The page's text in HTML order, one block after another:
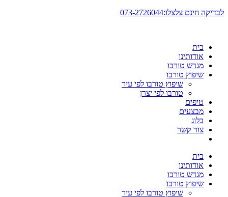
דלג
לבדיקה חינם צלצלו:073-2726044
בית
אודותינו
מגדש טורבו
שיפוץ טורבו
שיפוץ טורבו לפי עיר
טורבו לפי יצרן
טיפים
מבצעים
בלוג
צור קשר
בית
אודותינו
מגדש טורבו
שיפוץ טורבו
שיפוץ טורבו לפי עיר